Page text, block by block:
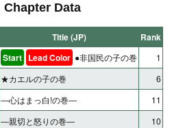
Chapter Data
Title (JP) Rank
Start Lead Color ●非国民の子の巻
1
★カエルの子の巻
6
―心はまっ白!の巻―
11
―親切と怒りの巻―
10